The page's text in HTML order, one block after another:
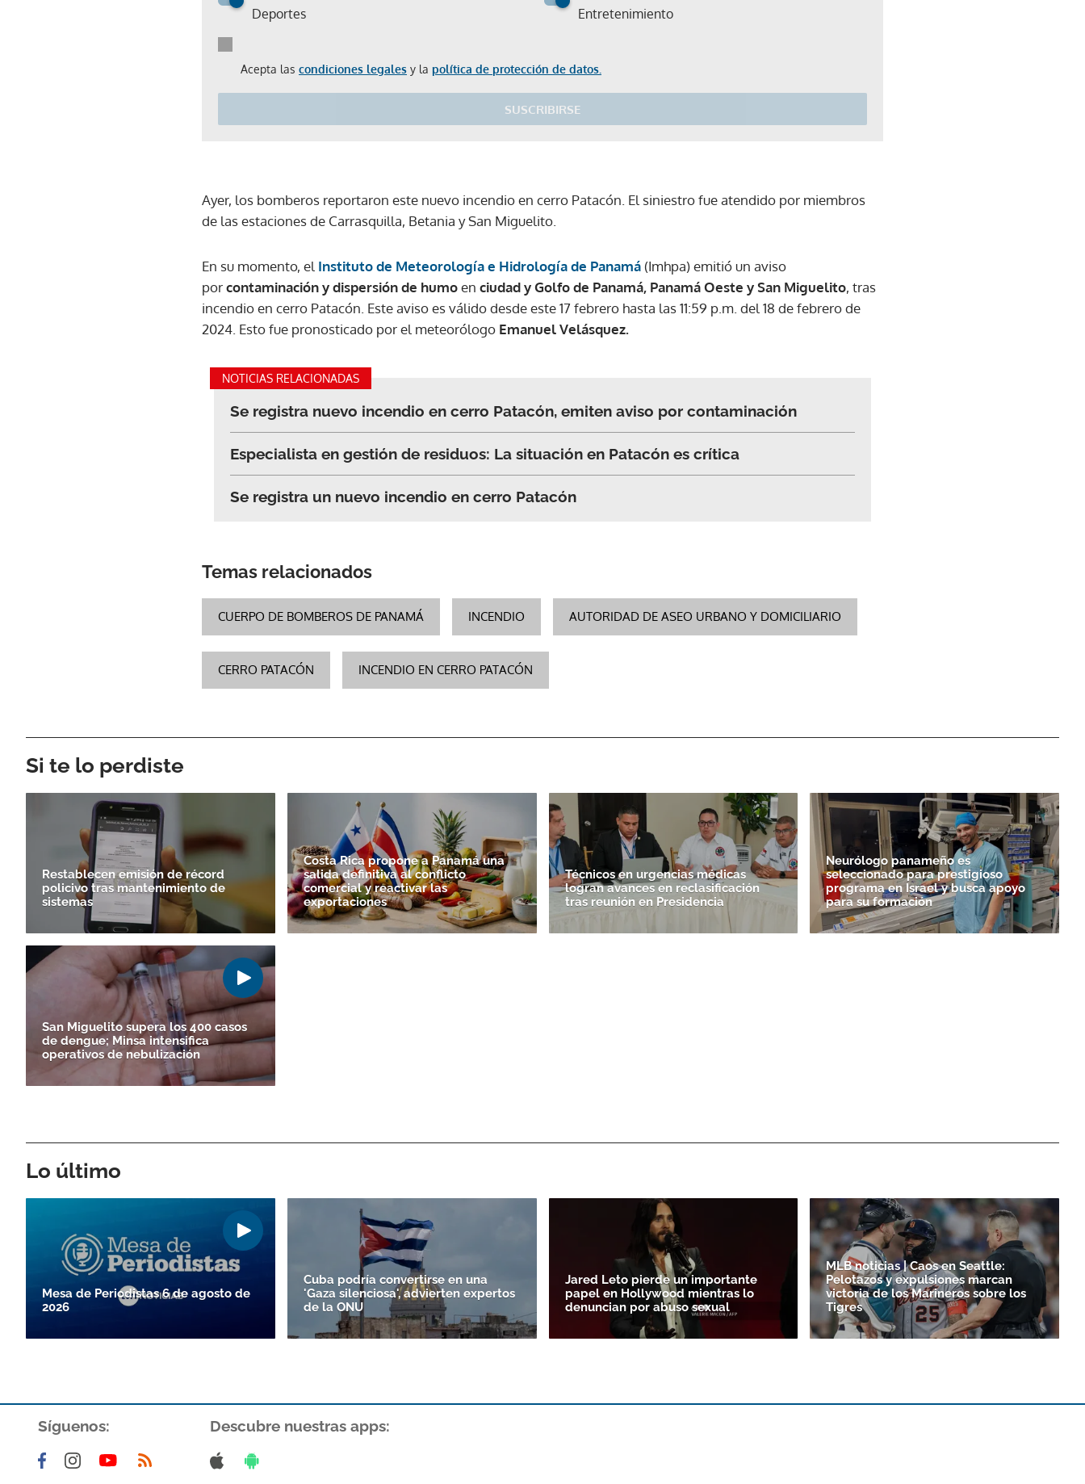
Deportes Entretenimiento
Acepta las condiciones legales y la política de protección de datos.
SUSCRIBIRSE
ACEPTAR
Ayer, los bomberos reportaron este nuevo incendio en cerro Patacón. El siniestro fue atendido por miembros
de las estaciones de Carrasquilla, Betania y San Miguelito.
En su momento, el Instituto de Meteorología e Hidrología de Panamá (Imhpa) emitió un aviso
porcontaminación y dispersión de humoen ciudad y Golfo de Panamá, Panamá Oeste y San Miguelito, tras
incendio en cerro Patacón. Este aviso es válido desde este 17 febrero hasta las 11:59 p.m. del 18 de febrero de
2024. Esto fue pronosticado por el meteorólogo Emanuel Velásquez.
NOTICIAS RELACIONADAS
Se registra nuevo incendio en cerro Patacón, emiten aviso por contaminación
Especialista en gestión de residuos: La situación en Patacón es crítica
Se registra un nuevo incendio en cerro Patacón
Temas relacionados
CUERPO DE BOMBEROS DE PANAMÁ INCENDIO AUTORIDAD DE ASEO URBANO Y DOMICILIARIO
CERRO PATACÓN INCENDIO EN CERRO PATACÓN
Si te lo perdiste
Restablecen emisión de récord
policivo tras mantenimiento de
sistemas
Costa Rica propone a Panamá una
salida definitiva al conflicto
comercial y reactivar las
exportaciones
Técnicos en urgencias médicas
logran avances en reclasificación
tras reunión en Presidencia
Neurólogo panameño es
seleccionado para prestigioso
programa en Israel y busca apoyo
para su formación
San Miguelito supera los 400 casos
de dengue; Minsa intensifica
operativos de nebulización
Lo último
Mesa de Periodistas 6 de agosto de
2026
Cuba podría convertirse en una
'Gaza silenciosa', advierten expertos
de la ONU
Jared Leto pierde un importante
papel en Hollywood mientras lo
denuncian por abuso sexual
MLB noticias | Caos en Seattle:
Pelotazos y expulsiones marcan
victoria de los Marineros sobre los
Tigres
Síguenos: Descubre nuestras apps: